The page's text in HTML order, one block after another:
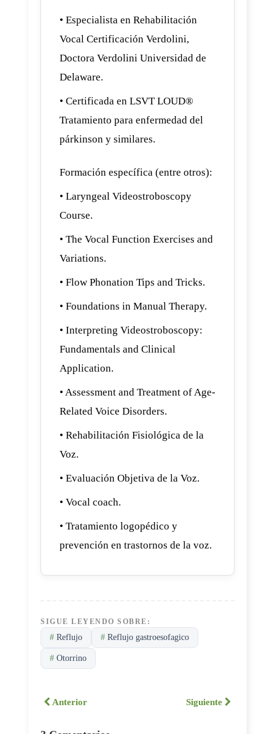
• Especialista en Rehabilitación
Vocal Certificación Verdolini,
Doctora Verdolini Universidad de
Delaware.
• Certificada en LSVT LOUD®
Tratamiento para enfermedad del
párkinson y similares.
Formación específica (entre otros):
• Laryngeal Videostroboscopy
Course.
• The Vocal Function Exercises and
Variations.
• Flow Phonation Tips and Tricks.
• Foundations in Manual Therapy.
• Interpreting Videostroboscopy:
Fundamentals and Clinical
Application.
• Assessment and Treatment of Age-
Related Voice Disorders.
• Rehabilitación Fisiológica de la
Voz.
• Evaluación Objetiva de la Voz.
• Vocal coach.
• Tratamiento logopédico y
prevención en trastornos de la voz.
SIGUE LEYENDO SOBRE:
# Reflujo # Reflujo gastroesofagico
# Otorrino
Anterior Siguiente